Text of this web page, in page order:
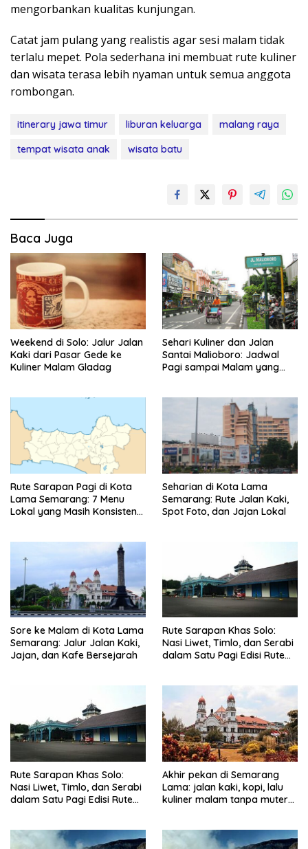
mengorbankan kualitas kunjungan.
Catat jam pulang yang realistis agar sesi malam tidak
terlalu mepet. Pola sederhana ini membuat rute kuliner
dan wisata terasa lebih nyaman untuk semua anggota
rombongan.
itinerary jawa timur liburan keluarga
malang raya
tempat wisata anak
wisata batu
Baca Juga
Weekend di Solo: Jalur Jalan
Kaki dari Pasar Gede ke
Kuliner Malam Gladag
Sehari Kuliner dan Jalan
Santai Malioboro: Jadwal
Pagi sampai Malam yang
Rute Sarapan Pagi di Kota
Lama Semarang: 7 Menu
Lokal yang Masih Konsisten
Seharian di Kota Lama
Semarang: Rute Jalan Kaki,
Spot Foto, dan Jajan Lokal
Sore ke Malam di Kota Lama
Semarang: Jalur Jalan Kaki,
Jajan, dan Kafe Bersejarah
Rute Sarapan Khas Solo:
Nasi Liwet, Timlo, dan Serabi
dalam Satu Pagi Edisi Rute
Rute Sarapan Khas Solo:
Nasi Liwet, Timlo, dan Serabi
dalam Satu Pagi Edisi Rute
Akhir pekan di Semarang
Lama: jalan kaki, kopi, lalu
kuliner malam tanpa muter